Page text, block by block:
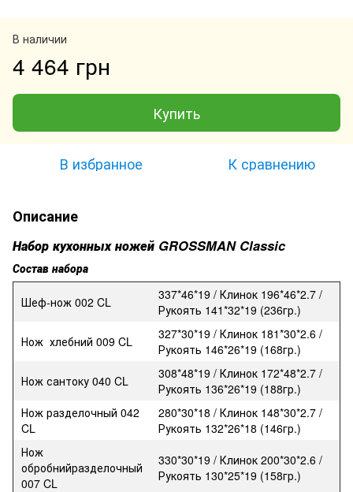
В наличии
4 464 грн
Купить
В избранное К сравнению
Описание
Набор кухонных ножей GROSSMAN Classic
Состав набора
Шеф-нож 002 CL
337*46*19 / Клинок 196*46*2.7 /
Рукоять 141*32*19 (236гр.)
Нож хлебний 009 CL
327*30*19 / Клинок 181*30*2.6 /
Рукоять 146*26*19 (168гр.)
Нож сантоку 040 CL
308*48*19 / Клинок 172*48*2.7 /
Рукоять 136*26*19 (188гр.)
Нож разделочный 042
CL
280*30*18 / Клинок 148*30*2.7 /
Рукоять 132*26*18 (146гр.)
Нож
обробнийразделочный
007 CL
330*30*19 / Клинок 200*30*2.6 /
Рукоять 130*25*19 (158гр.)